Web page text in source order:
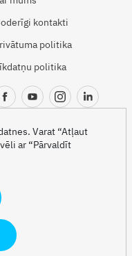
kontakti
politika
politika
akadēmija
Varat “Atļaut
ar “Pārvaldīt